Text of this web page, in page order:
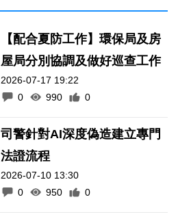
【配合夏防工作】環保局及房
屋局分別協調及做好巡查工作
2026-07-17 19:22
0
990 0
司警針對AI深度偽造建立專門
法證流程
2026-07-10 13:30
0
950 0